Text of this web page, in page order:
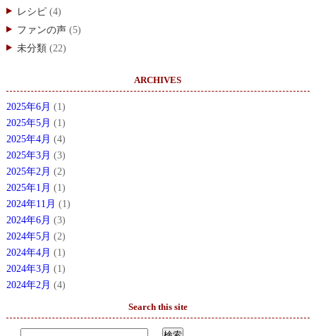
レシピ(4)
ファンの声(5)
未分類 (22)
ARCHIVES
2025年6月 (1)
2025年5月 (1)
2025年4月 (4)
2025年3月 (3)
2025年2月 (2)
2025年1月 (1)
2024年11月 (1)
2024年6月 (3)
2024年5月 (2)
2024年4月 (1)
2024年3月 (1)
2024年2月 (4)
Search this site